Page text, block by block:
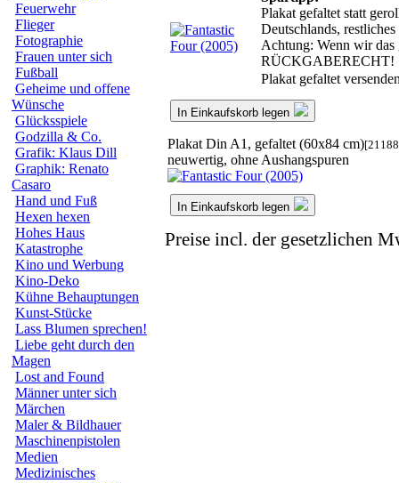
Feuerwehr
Flieger
Fotographie
Frauen unter sich
Fußball
Geheime und offene
Wünsche
Glücksspiele
Godzilla & Co.
Grafik: Klaus Dill
Graphik: Renato
Casaro
Hand und Fuß
Hexen hexen
Hohes Haus
Katastrophe
Kino und Werbung
Kino-Deko
Kühne Behauptungen
Kunst-Stücke
Lass Blumen sprechen!
Liebe geht durch den
Magen
Lost and Found
Männer unter sich
Märchen
Maler & Bildhauer
Maschinenpistolen
Medien
Medizinisches
Plakat gefaltet statt
Deutschlands,
Achtung: Wenn wir
RÜCKGABERECHT!
Plakat gefaltet
In Einkaufskorb legen
Plakat Din A1, gefaltet (60x84 cm)
neuwertig, ohne Aushangspuren
In Einkaufskorb legen
Preise incl. der gesetzlichen